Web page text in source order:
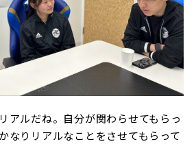
アルだね。 自分が関わらせてもらっ
なりリアルなことをさせてもらって